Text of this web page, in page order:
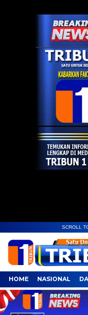
SCROLL
HOME NASIONAL